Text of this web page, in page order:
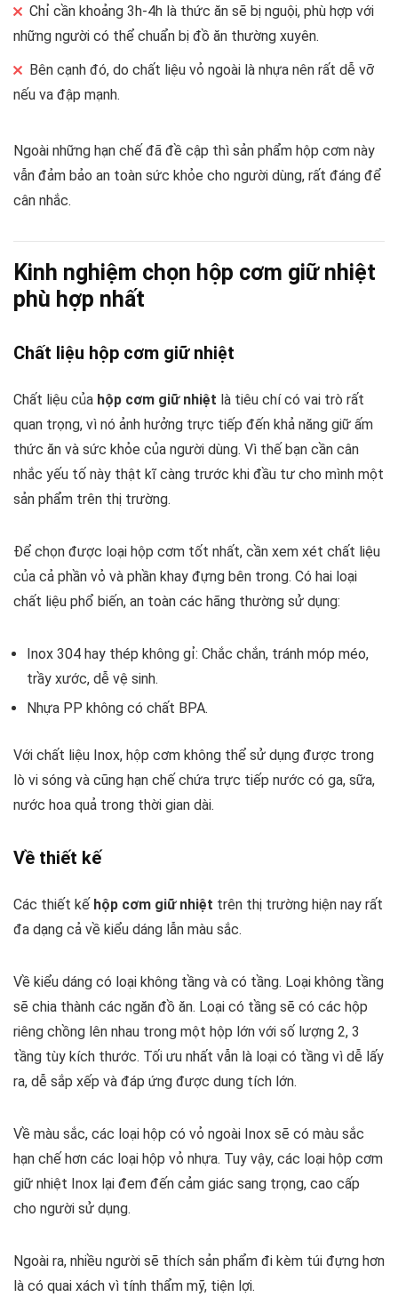
Chỉ cần khoảng 3h-4h là thức ăn sẽ bị nguội, phù hợp với
những người có thể chuẩn bị đồ ăn thường xuyên.
Bên cạnh đó, do chất liệu vỏ ngoài là nhựa nên rất dễ vỡ
nếu va đập mạnh.
Ngoài những hạn chế đã đề cập thì sản phẩm hộp cơm này
vẫn đảm bảo an toàn sức khỏe cho người dùng, rất đáng để
cân nhắc.
Kinh nghiệm chọn hộp cơm giữ nhiệt
phù hợp nhất
Chất liệu hộp cơm giữ nhiệt
Chất liệu của hộp cơm giữ nhiệt là tiêu chí có vai trò rất
quan trọng, vì nó ảnh hưởng trực tiếp đến khả năng giữ ấm
thức ăn và sức khỏe của người dùng. Vì thế bạn cần cân
nhắc yếu tố này thật kĩ càng trước khi đầu tư cho mình một
sản phẩm trên thị trường.
Để chọn được loại hộp cơm tốt nhất, cần xem xét chất liệu
của cả phần vỏ và phần khay đựng bên trong. Có hai loại
chất liệu phổ biến, an toàn các hãng thường sử dụng:
Inox 304 hay thép không gỉ: Chắc chắn, tránh móp méo,
trầy xước, dễ vệ sinh.
Nhựa PP không có chất BPA.
Với chất liệu Inox, hộp cơm không thể sử dụng được trong
lò vi sóng và cũng hạn chế chứa trực tiếp nước có ga, sữa,
nước hoa quả trong thời gian dài.
Về thiết kế
Các thiết kế hộp cơm giữ nhiệt trên thị trường hiện nay rất
đa dạng cả về kiểu dáng lẫn màu sắc.
Về kiểu dáng có loại không tầng và có tầng. Loại không tầng
sẽ chia thành các ngăn đồ ăn. Loại có tầng sẽ có các hộp
riêng chồng lên nhau trong một hộp lớn với số lượng 2, 3
tầng tùy kích thước. Tối ưu nhất vẫn là loại có tầng vì dễ lấy
ra, dễ sắp xếp và đáp ứng được dung tích lớn.
Về màu sắc, các loại hộp có vỏ ngoài Inox sẽ có màu sắc
hạn chế hơn các loại hộp vỏ nhựa. Tuy vậy, các loại hộp cơm
giữ nhiệt Inox lại đem đến cảm giác sang trọng, cao cấp
cho người sử dụng.
Ngoài ra, nhiều người sẽ thích sản phẩm đi kèm túi đựng hơn
là có quai xách vì tính thẩm mỹ, tiện lợi.